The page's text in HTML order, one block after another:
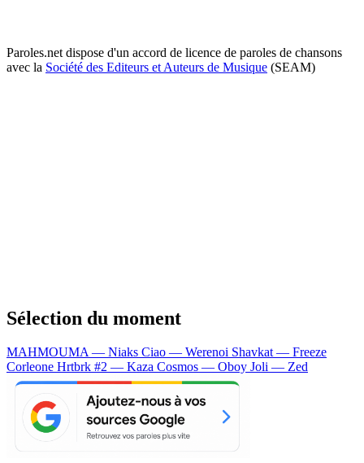
Paroles.net dispose d'un accord de licence de paroles de chansons
avec la Société des Editeurs et Auteurs de Musique (SEAM)
Sélection du moment
MAHMOUMA — Niaks Ciao — Werenoi Shavkat — Freeze
Corleone Hrtbrk #2 — Kaza Cosmos — Oboy Joli — Zed